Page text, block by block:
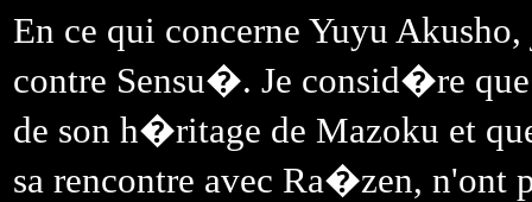
En ce qui concerne Yuyu
contre Sensu�. Je consid�re
de son h�ritage de Mazoku et
sa rencontre avec Ra�zen, n'ont